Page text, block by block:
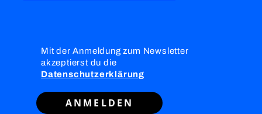
Mit der Anmeldung zum Newsletter
akzeptierst du die
Datenschutzerklärung
ANMELDEN